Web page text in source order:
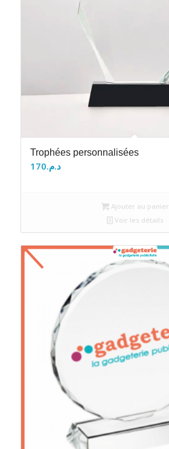
Trophées personnalisées
د.م.170
Ajouter au panier
Voir les détails